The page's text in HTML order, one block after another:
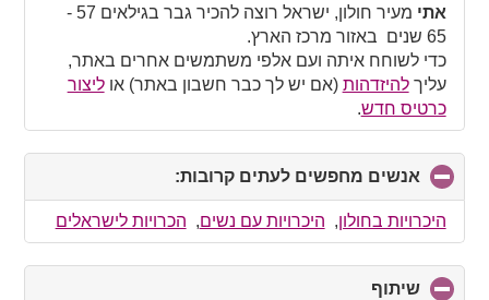
collapse
contents
אתי
מעיר חולון, ישראל רוצה להכיר גבר בגילאים 57 -
65 שנים באזור מרכז הארץ.
כדי לשוחח איתה ועם אלפי משתמשים אחרים באתר,
עליךלהיזדהות (אם יש לך כבר חשבון באתר) אוליצור
כרטיס חדש.
אנשים מחפשים לעתים קרובות:
to
collapse
contents
היכרויות בחולון, היכרויות עם נשים, הכרויות לישראלים
שיתוף